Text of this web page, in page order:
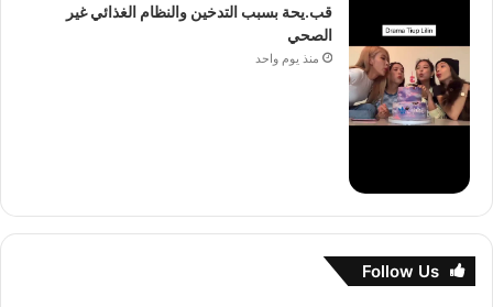
قب.يحة بسبب التدخين والنظام الغذائي غير
الصحي
منذ يوم واحد
Follow Us